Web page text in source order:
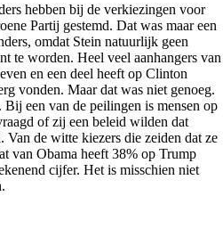
hebben bij de verkiezingen voor
Partij gestemd. Dat was maar een
omdat Stein natuurlijk geen
te worden. Heel veel aanhangers van
en een deel heeft op Clinton
vonden. Maar dat was niet genoeg.
een van de peilingen is mensen op
of zij een beleid wilden dat
Van de witte kiezers die zeiden dat ze
van Obama heeft 38% op Trump
cijfer. Het is misschien niet